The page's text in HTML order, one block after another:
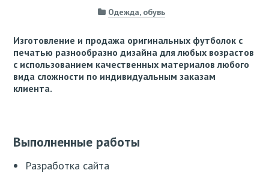
Одежда, обувь
Изготовление и продажа оригинальных футболок с
печатью разнообразно дизайна для любых возрастов
с использованием качественных материалов любого
вида сложности по индивидуальным заказам
клиента.
Выполненные работы
Разработка сайта